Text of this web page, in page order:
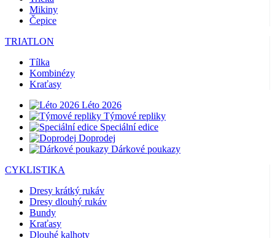
Mikiny
Čepice
TRIATLON
Tílka
Kombinézy
Kraťasy
Léto 2026
Týmové repliky
Speciální edice
Doprodej
Dárkové poukazy
CYKLISTIKA
Dresy krátký rukáv
Dresy dlouhý rukáv
Bundy
Kraťasy
Dlouhé kalhoty